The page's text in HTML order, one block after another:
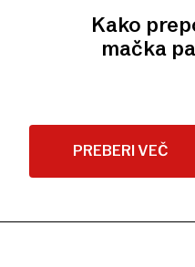
Kako
mačka
PREBERI VEČ